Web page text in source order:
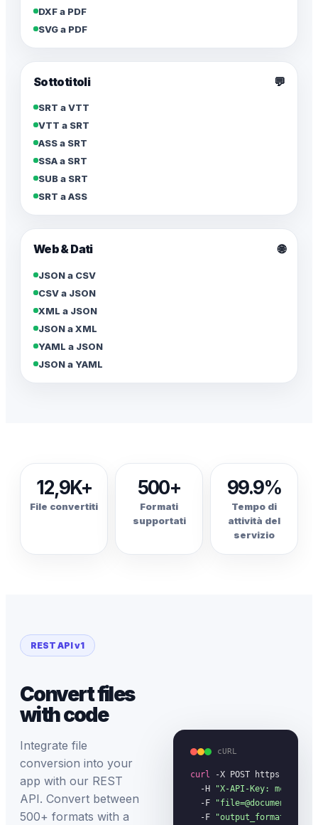
DXF a PDF
SVG a PDF
Sottotitoli 💬
SRT a VTT
VTT a SRT
ASS a SRT
SSA a SRT
SUB a SRT
SRT a ASS
Web & Dati 🌐
JSON a CSV
CSV a JSON
XML a JSON
JSON a XML
YAML a JSON
JSON a YAML
12,9K+
File convertiti
500+
Formati
supportati
99.9%
Tempo di
attività del
servizio
REST API v1
Convert files
with code
Integrate file
conversion into your
app with our REST
API. Convert between
500+ formats with a
cURL
curl -X POST https://
  -H
"X-API-Key:
  -F
"file=@document.pdf"
  -F
"output_format=docx"